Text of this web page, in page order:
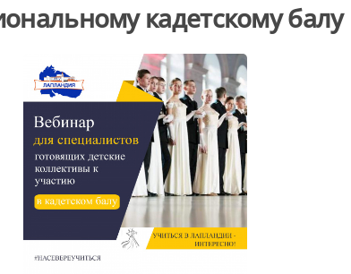
кадетскому балу